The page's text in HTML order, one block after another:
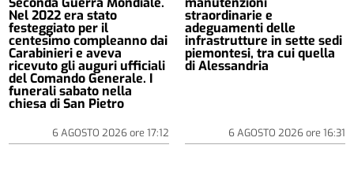
Nel 2022 era stato
festeggiato per il
centesimo compleanno dai
Carabinieri e aveva
ricevuto gli auguri ufficiali
del Comando Generale. I
funerali sabato nella
chiesa di San Pietro
6 AGOSTO 2026ore 17:12
straordinarie e
adeguamenti delle
infrastrutture in sette sedi
piemontesi, tra cui quella
di Alessandria
6 AGOSTO 2026ore 16:31